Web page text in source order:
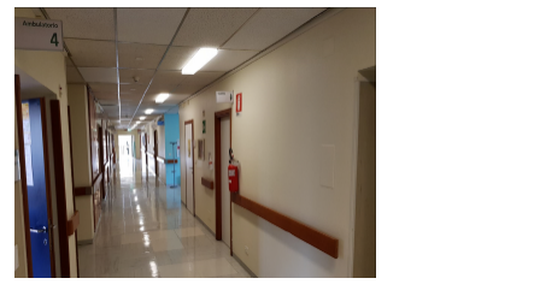
Descrizione